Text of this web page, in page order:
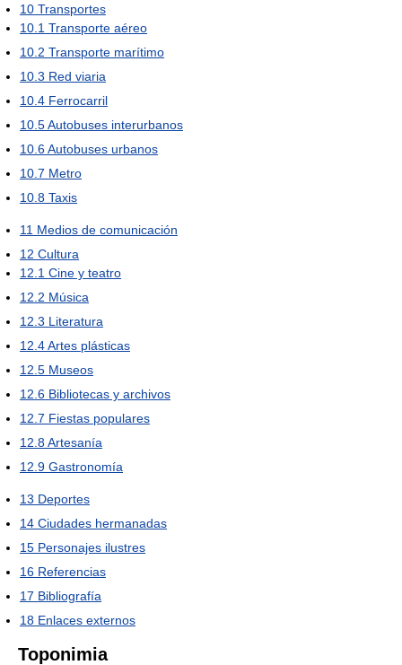
10 Transportes
10.1 Transporte aéreo
10.2 Transporte marítimo
10.3 Red viaria
10.4 Ferrocarril
10.5Autobuses interurbanos
10.6Autobuses urbanos
10.7 Metro
10.8 Taxis
11 Medios de comunicación
12 Cultura
12.1 Cine y teatro
12.2 Música
12.3 Literatura
12.4Artes plásticas
12.5 Museos
12.6 Bibliotecas y archivos
12.7 Fiestas populares
12.8Artesanía
12.9 Gastronomía
13 Deportes
14 Ciudades hermanadas
15 Personajes ilustres
16 Referencias
17 Bibliografía
18 Enlaces externos
Toponimia